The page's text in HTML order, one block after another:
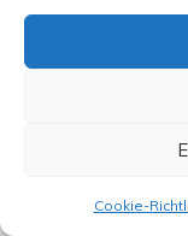
Cookie-
in einer
Der These von
verhindere
Form der
Nebenwirkungen